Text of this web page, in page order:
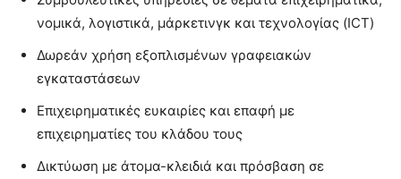
νομικά, λογιστικά, μάρκετινγκ και τεχνολογίας (ICT)
Δωρεάν χρήση εξοπλισμένων γραφειακών
εγκαταστάσεων
Επιχειρηματικές ευκαιρίες και επαφή με
επιχειρηματίες του κλάδου τους
Δικτύωση με άτομα-κλειδιά και πρόσβαση σε